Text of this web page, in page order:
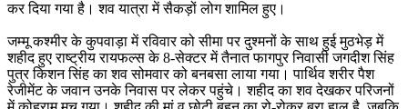
कर दिया गया है। शव यात्रा में सैकड़ों लोग शामिल हुए।
जम्मू कश्मीर के कुपवाड़ा में रविवार को सीमा पर दुश्मनों के साथ हुई मुठभेड़ में
शहीद हुए राष्ट्रीय रायफल्स के 8-सेक्टर में तैनात फागपुर निवासी जगदीश सिंह
पुत्र किशन सिंह का शव सोमवार को बनबसा लाया गया। पार्थिव शरीर पैश
रेजीमेंट के जवान उनके निवास पर लेकर पहुंचे। शहीद का शव देखकर परिजनों